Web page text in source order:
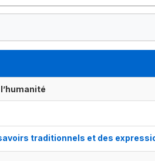
traditionnels et des